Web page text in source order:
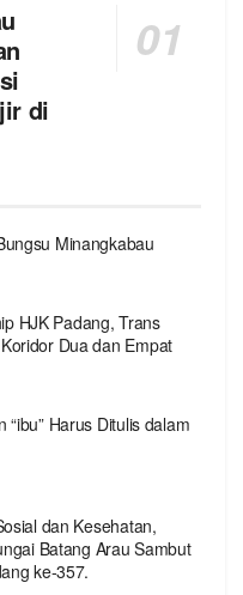
di
Minangkabau
HJK Padang, Trans
Dua dan Empat
“ibu” Harus Ditulis dalam
dan Kesehatan,
Batang Arau Sambut
ke-357.